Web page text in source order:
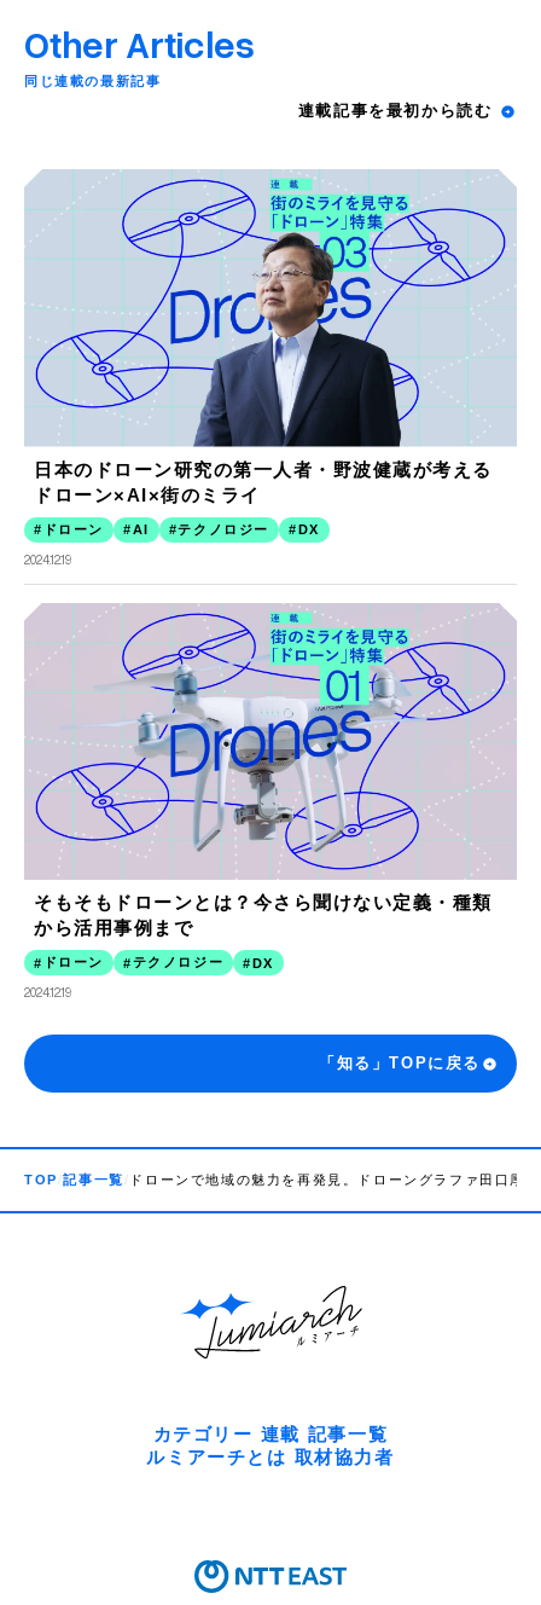
Other Articles
同じ連載の最新記事
連載記事を最初から読む
日本のドローン研究の第一人者・野波健蔵が考える
ドローン×AI×街のミライ
ドローン AI テクノロジー DX
2024.12.19
そもそもドローンとは？今さら聞けない定義・種類
から活用事例まで
ドローン テクノロジー DX
2024.12.19
「知る」TOPに戻る
TOP 記事一覧 ドローンで地域の魅力を再発見。ドローングラファ田口厚
カテゴリー 連載 記事一覧
ルミアーチとは 取材協力者